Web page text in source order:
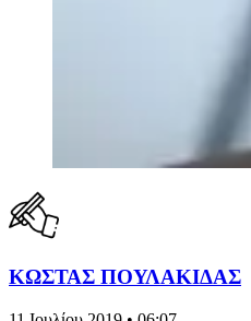
ΚΩΣΤΑΣ ΠΟΥΛΑΚΙΔΑΣ